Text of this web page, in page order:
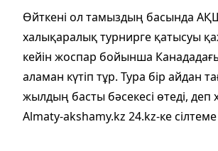
Өйткені ол тамыздың басында
халықаралық турнирге қатысуы
кейін жоспар бойынша
аламан күтіп тұр. Тура бір айдан
жылдың басты бәсекесі өтеді, деп
Almaty-akshamy.kz 24.kz-ке